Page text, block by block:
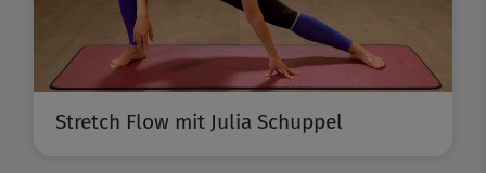
Stretch Flow mit Julia Schuppel